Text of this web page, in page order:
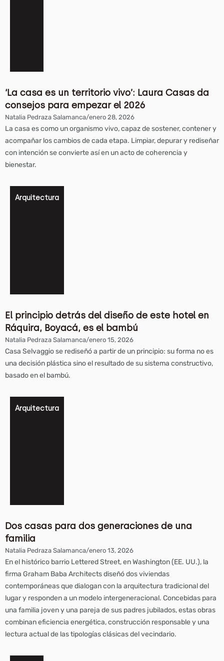
‘La casa es un territorio vivo’: Laura Casas da
consejos para empezar el 2026
Natalia Pedraza Salamanca/enero 28, 2026
La casa es como un organismo vivo, capaz de sostener, contener y
acompañar los cambios de cada etapa. Limpiar, depurar y rediseñar
con intención se convierte así en un acto de coherencia y
bienestar.
Arquitectura
El principio detrás del diseño de este hotel en
Ráquira, Boyacá, es el bambú
Natalia Pedraza Salamanca/enero 15, 2026
Casa Selvaggio se rediseñó a partir de un principio: su forma no es
una decisión plástica sino el resultado de su sistema constructivo,
basado en el bambú.
Arquitectura
Dos casas para dos generaciones de una
familia
Natalia Pedraza Salamanca/enero 13, 2026
En el histórico barrio Lettered Street, en Washington (EE. UU.), la
firma Graham Baba Architects diseñó dos viviendas
contemporáneas que dialogan con la arquitectura tradicional del
lugar y responden a un modelo intergeneracional. Concebidas para
una familia joven y una pareja de sus padres jubilados, estas obras
combinan eficiencia energética, construcción responsable y una
lectura actual de las tipologías clásicas del vecindario.